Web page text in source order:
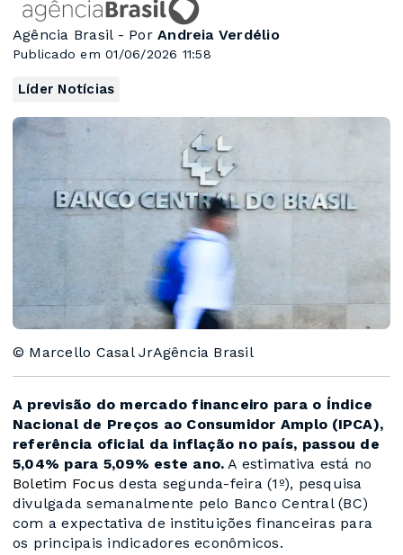
Agência Brasil - PorAndreia Verdélio
Publicado em 01/06/2026 11:58
Líder Notícias
© Marcello Casal JrAgência Brasil
A previsão do mercado financeiro para o Índice
Nacional de Preços ao Consumidor Amplo (IPCA),
referência oficial da inflação no país, passou de
5,04% para 5,09% este ano. A estimativa está no
Boletim Focus desta segunda-feira (1º), pesquisa
divulgada semanalmente pelo Banco Central (BC)
com a expectativa de instituições financeiras para
os principais indicadores econômicos.